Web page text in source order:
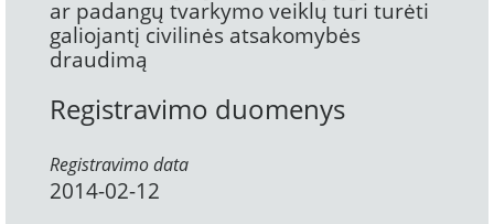
ar padangų tvarkymo veiklų turi turėti
galiojantį civilinės atsakomybės
draudimą
Registravimo duomenys
Registravimo data
2014-02-12